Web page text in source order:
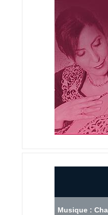
Musique :